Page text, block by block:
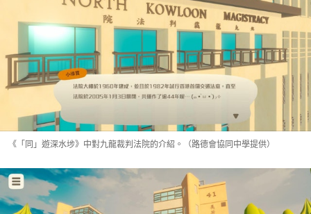
《「同」遊深水埗》中對九龍裁判法院的介紹。（路德會協同中學提供）